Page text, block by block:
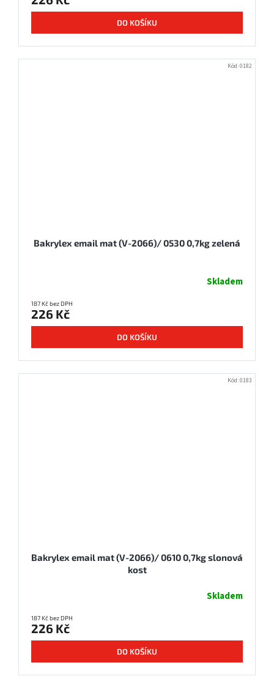
DO KOŠÍKU
Bakrylex email mat (V-2066)/ 0530 0,7kg zelená
Skladem
187 Kč bez DPH
226 Kč
DO KOŠÍKU
Kód:0182
Bakrylex email mat (V-2066)/ 0610 0,7kg slonová
kost
Skladem
187 Kč bez DPH
226 Kč
DO KOŠÍKU
Kód:0183